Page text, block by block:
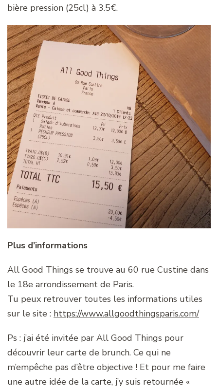
bière pression (25cl) à 3.5€.
Plus d’informations
All Good Things se trouve au 60 rue Custine dans
le 18e arrondissement de Paris.
Tu peux retrouver toutes les informations utiles
sur le site : https://www.allgoodthingsparis.com/
Ps : j’ai été invitée par All Good Things pour
découvrir leur carte de brunch. Ce qui ne
m’empêche pas d’être objective ! Et pour me faire
une autre idée de la carte, j’y suis retournée «